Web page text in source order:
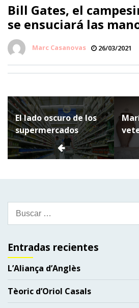
Bill Gates, el
se ensuciará las
Marc Casanovas 26/03/2021
Navegación
de
entradas
El lado oscuro de los
supermercados
de
Buscar:
Entradas recientes
L’Aliança d’Anglès
Tèoric d’Oriol Casals